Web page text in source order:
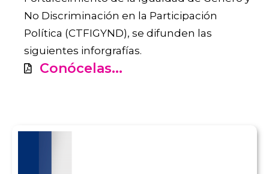
No Discriminación en la Participación
Política (CTFIGYND), se difunden las
siguientes inforgrafías.
Conócelas...